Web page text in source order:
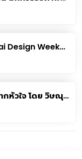
Design Week
หัวใจ โดย วิษณุ